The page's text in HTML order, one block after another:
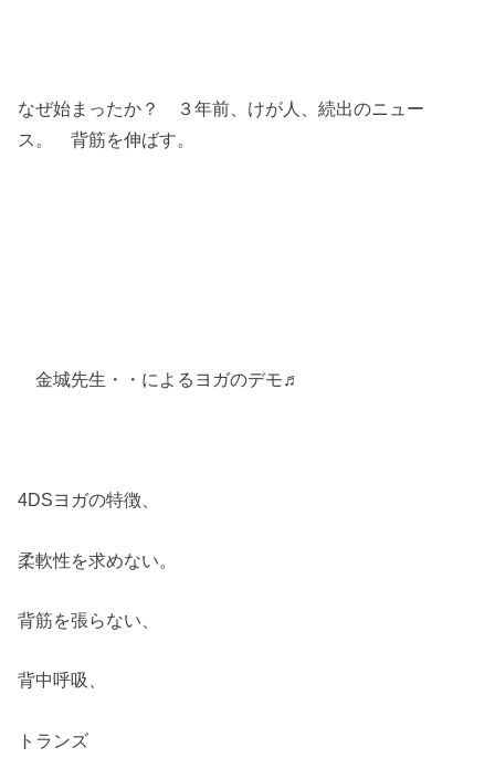
なぜ始まったか？ ３年前、けが人、続出のニュー
ス。 背筋を伸ばす。
金城先生・・によるヨガのデモ♬
4DSヨガの特徴、
柔軟性を求めない。
背筋を張らない、
背中呼吸、
トランズ